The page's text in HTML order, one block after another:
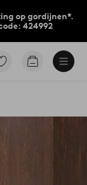
op gordijnen*.
424992
Ga
Go